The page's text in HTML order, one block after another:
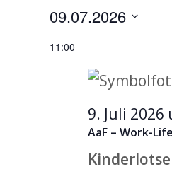
für
9.
09.07.2026
11:00
AaF – Work-
9. Juli 2026